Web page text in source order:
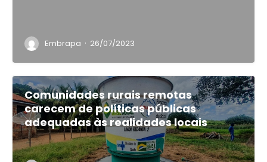
Embrapa · 26/07/2023
Comunidades rurais remotas
carecem de políticas públicas
adequadas às realidades locais